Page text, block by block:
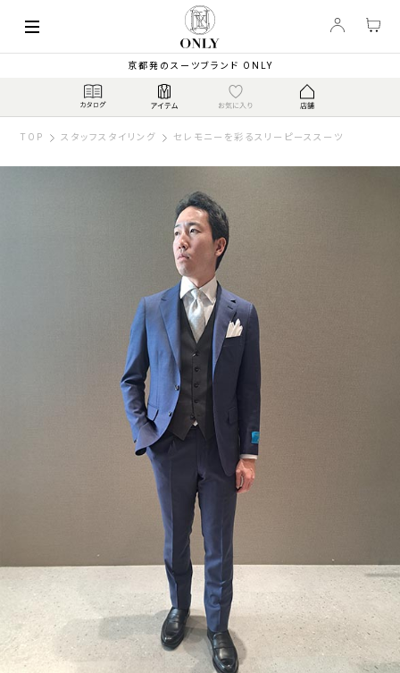
京都発のスーツブランド ONLY
TOP スタッフスタイリング セレモニーを彩るスリーピーススーツ